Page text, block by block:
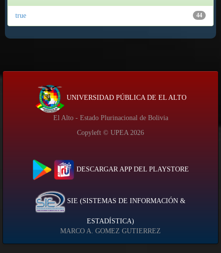
44
true
UNIVERSIDAD PÚBLICA DE EL ALTO
El Alto - Estado Plurinacional de Bolivia
Copyleft © UPEA 2026
DESCARGAR APP DEL PLAYSTORE
SIE (SISTEMAS DE INFORMACIÓN &
ESTADÍSTICA)
MARCO A. GOMEZ GUTIERREZ